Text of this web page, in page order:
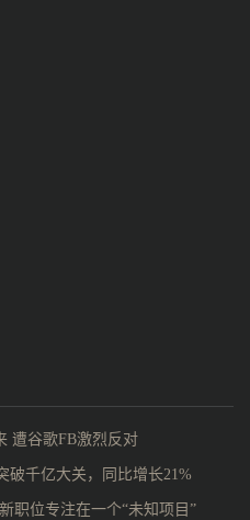
遭谷歌FB激烈反对
破千亿大关，同比增长21%
职位专注在一个“未知项目”